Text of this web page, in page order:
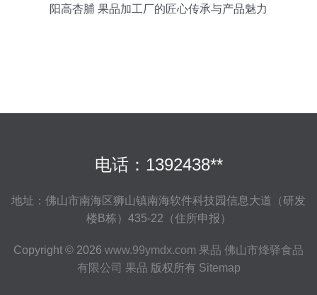
阳高杏脯 果品加工厂的匠心传承与产品魅力
电话：1392438**
地址：佛山市南海区狮山镇南海软件科技园信息大道（研发
楼B栋）435-22（住所申报）
Copyright © 2026 www.99ymdx.com 果品 佛山市烽驿食品
有限公司 果品 版权所有 Sitemap